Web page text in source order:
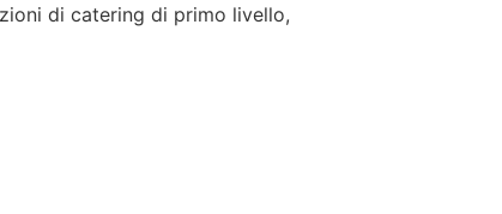
di catering di primo livello,